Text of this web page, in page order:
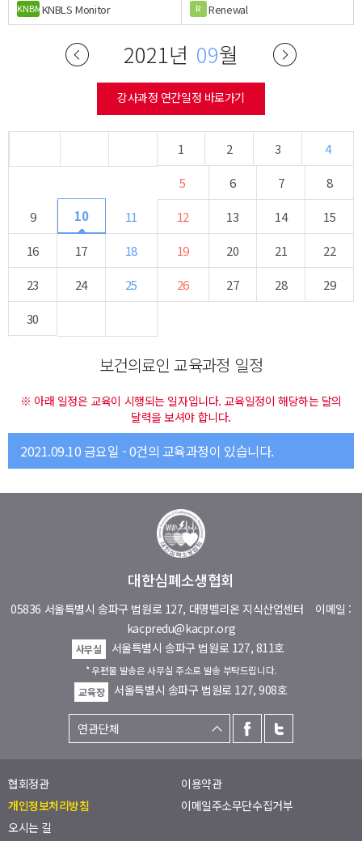
KNBMKNBLS Monitor R Renewal
2021년 09월
강사과정 연간일정 바로가기
1 2 3
4
5
6 7
8
9
10 11 12 13 14
15
16
17 18 19 20 21
22
23
24 25 26 27 28
29
30
보건의료인 교육과정 일정
※ 아래 일정은 교육이 시행되는 일자입니다. 교육일정이 해당하는 달의
달력을 보셔야 합니다.
2021.09.10 금요일 - 0건의 교육과정이 있습니다.
대한심폐소생협회
05836 서울특별시 송파구 법원로 127, 대명벨리온 지식산업센터 이메일 :
kacpredu@kacpr.org
사무실 서울특별시 송파구 법원로 127, 811호
* 우편물 발송은 사무실 주소로 발송 부탁드립니다.
교육장
서울특별시 송파구 법원로 127, 908호
협회정관
이용약관
개인정보처리방침
이메일주소무단수집거부
오시는 길